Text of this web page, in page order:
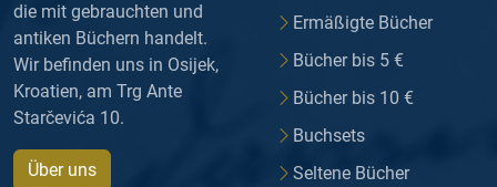
die mit gebrauchten und
antiken Büchern handelt.
Wir befinden uns in Osijek,
Kroatien, am Trg Ante
Starčevića 10.
Über uns
Ermäßigte Bücher
Bücher bis 5 €
Bücher bis 10 €
Buchsets
Seltene Bücher